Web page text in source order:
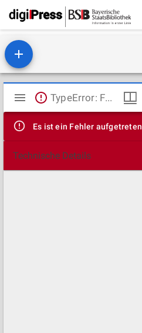
Mirador
Viewer
TypeError: Failed to fetch
Es ist ein Fehler aufgetreten
Technische Details